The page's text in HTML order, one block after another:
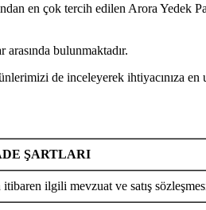
en çok tercih edilen Arora Yedek
bulunmaktadır.
de inceleyerek ihtiyacınıza en
ŞARTLARI
ilgili mevzuat ve satış